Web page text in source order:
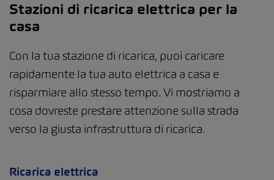
Stazioni di ricarica elettrica per la
casa
Con la tua stazione di ricarica, puoi caricare
rapidamente la tua auto elettrica a casa e
risparmiare allo stesso tempo. Vi mostriamo a
cosa dovreste prestare attenzione sulla strada
verso la giusta infrastruttura di ricarica.
Ricarica elettrica